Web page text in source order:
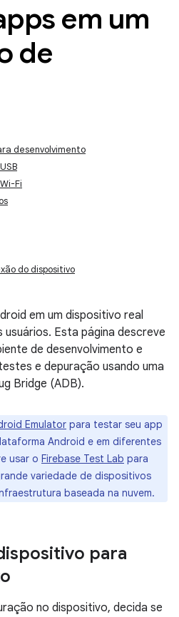
em um
de
desenvolvimento
Fi
do dispositivo
em um dispositivo real
Esta página descreve
de desenvolvimento e
e depuração usando uma
Bridge (ADB).
Emulator para testar seu app
Android e em diferentes
usar o Firebase Test Lab para
variedade de dispositivos
baseada na nuvem.
para
no dispositivo, decida se